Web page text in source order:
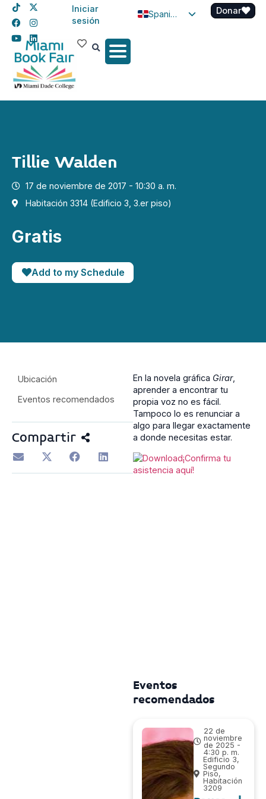
Iniciar
sesión
Spanish
Donar
Tillie Walden
17 de noviembre de 2017 - 10:30 a. m.
Habitación 3314 (Edificio 3, 3.er piso)
Gratis
Add to my Schedule
Ubicación
Eventos recomendados
Compartir
En la novela gráfica Girar,
aprender a encontrar tu
propia voz no es fácil.
Tampoco lo es renunciar a
algo para llegar exactamente
a donde necesitas estar.
¡Confirma tu
asistencia aquí!
Eventos
recomendados
22 de
noviembre
de 2025 -
4:30 p. m.
Edificio 3,
Segundo
Piso,
Habitación
3209